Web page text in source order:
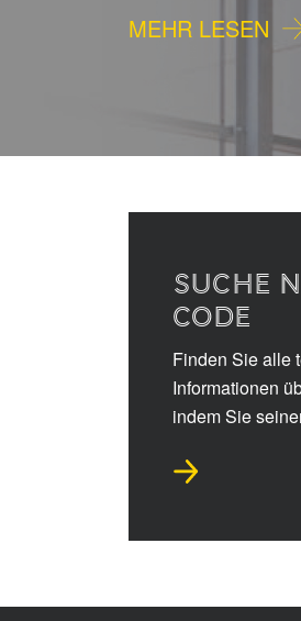
MEHR LESEN
SUCHE
CODE
Finden Sie alle
Informationen
indem Sie